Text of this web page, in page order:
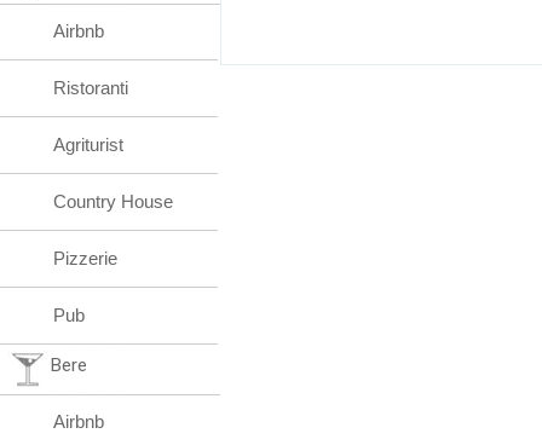
Airbnb
Ristoranti
Agriturist
Country House
Pizzerie
Pub
Bere
Airbnb